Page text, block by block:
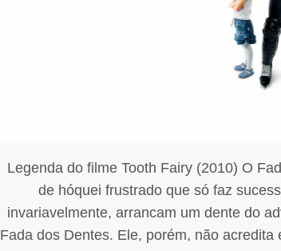
Legenda do filme Tooth Fairy (2010) O
de hóquei frustrado que só faz
invariavelmente, arrancam um dente do
Fada dos Dentes. Ele, porém, não